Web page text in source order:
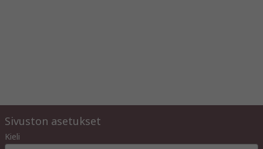
Sivuston asetukset
Kieli